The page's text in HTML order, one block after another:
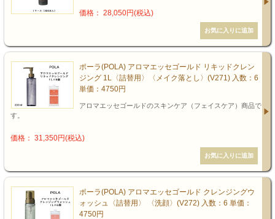
価格： 28,050円(税込)
ポーラ(POLA) アロマエッセゴールド リキッドクレン
ジング 1L〈詰替用〉〈メイク落とし〉(V271) 入数：6
単価：4750円
アロマエッセゴールドのスキンケア（フェイスケア）商品で
す。
価格： 31,350円(税込)
ポーラ(POLA) アロマエッセゴールド クレンジングウ
ォッシュ〈詰替用〉 〈洗顔〉(V272) 入数：6 単価：
4750円